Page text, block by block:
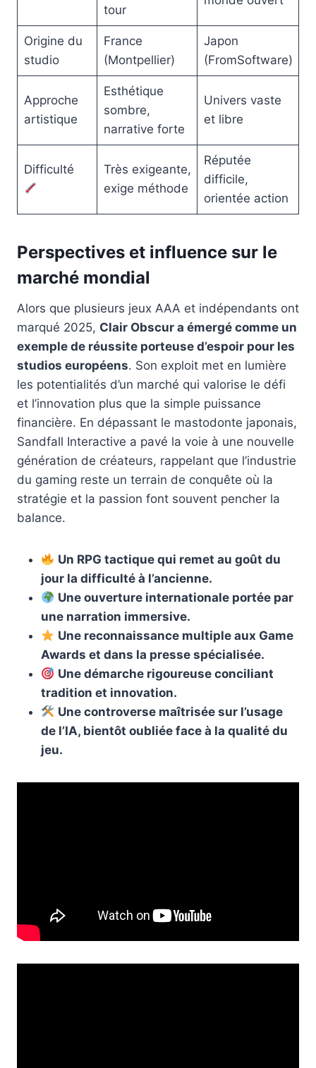
tour
Origine du
studio
France
(Montpellier)
Japon
(FromSoftware)
Approche
artistique
Esthétique
sombre,
narrative forte
Univers vaste
et libre
Difficulté
Très exigeante,
exige méthode
Réputée
difficile,
orientée action
Perspectives et influence sur le
marché mondial
Alors que plusieurs jeux AAA et indépendants ont
marqué 2025, Clair Obscur a émergé comme un
exemple de réussite porteuse d’espoir pour les
studios européens. Son exploit met en lumière
les potentialités d’un marché qui valorise le défi
et l’innovation plus que la simple puissance
financière. En dépassant le mastodonte japonais,
Sandfall Interactive a pavé la voie à une nouvelle
génération de créateurs, rappelant que l’industrie
du gaming reste un terrain de conquête où la
stratégie et la passion font souvent pencher la
balance.
Un RPG tactique qui remet au goût du
jour la difficulté à l’ancienne.
Une ouverture internationale portée par
une narration immersive.
Une reconnaissance multiple aux Game
Awards et dans la presse spécialisée.
Une démarche rigoureuse conciliant
tradition et innovation.
Une controverse maîtrisée sur l’usage
de l’IA, bientôt oubliée face à la qualité du
jeu.